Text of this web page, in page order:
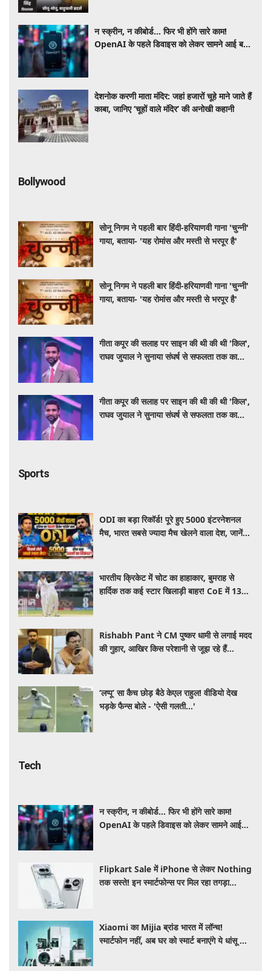
न स्क्रीन, न कीबोर्ड... फिर भी होंगे सारे काम!
OpenAI के पहले डिवाइस को लेकर सामने आई बड़ी
देशनोक करणी माता मंदिर: जहां हजारों चूहे माने जाते हैं
काबा, जानिए ‘चूहों वाले मंदिर’ की अनोखी कहानी
Bollywood
सोनू निगम ने पहली बार हिंदी-हरियाणवी गाना 'चुन्नी'
गाया, बताया- 'यह रोमांस और मस्ती से भरपूर है'
सोनू निगम ने पहली बार हिंदी-हरियाणवी गाना 'चुन्नी'
गाया, बताया- 'यह रोमांस और मस्ती से भरपूर है'
गीता कपूर की सलाह पर साइन की थी की थी 'किल',
राघव जुयाल ने सुनाया संघर्ष से सफलता तक का
गीता कपूर की सलाह पर साइन की थी की थी 'किल',
राघव जुयाल ने सुनाया संघर्ष से सफलता तक का
Sports
ODI का बड़ा रिकॉर्ड! पूरे हुए 5000 इंटरनेशनल
मैच, भारत सबसे ज्यादा मैच खेलने वाला देश, जानें
भारतीय क्रिकेट में चोट का हाहाकार, बुमराह से
हार्दिक तक कई स्टार खिलाड़ी बाहर! CoE में 13
Rishabh Pant ने CM पुष्कर धामी से लगाई मदद
की गुहार, आखिर किस परेशानी से जूझ रहे हैं
‘लप्पू’ सा कैच छोड़ बैठे केएल राहुल! वीडियो देख
भड़के फैन्स बोले - 'ऐसी गलती...'
Tech
न स्क्रीन, न कीबोर्ड... फिर भी होंगे सारे काम!
OpenAI के पहले डिवाइस को लेकर सामने आई
Flipkart Sale में iPhone से लेकर Nothing
तक सस्ते! इन स्मार्टफोन्स पर मिल रहा तगड़ा
Xiaomi का Mijia ब्रांड भारत में लॉन्च!
स्मार्टफोन नहीं, अब घर को स्मार्ट बनाएंगे ये धांसू होम